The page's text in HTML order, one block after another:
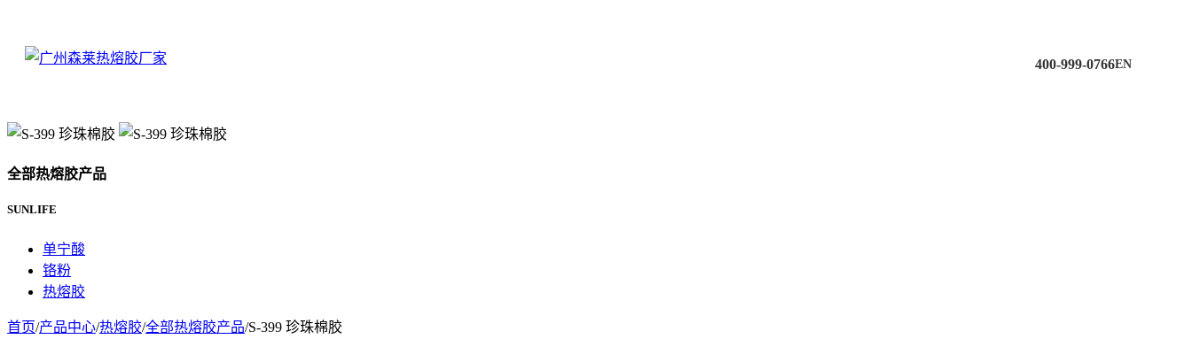
400-999-0766EN
全部热熔胶产品
SUNLIFE
单宁酸
铬粉
热熔胶
首页/产品中心/热熔胶/全部热熔胶产品/S-399 珍珠棉胶